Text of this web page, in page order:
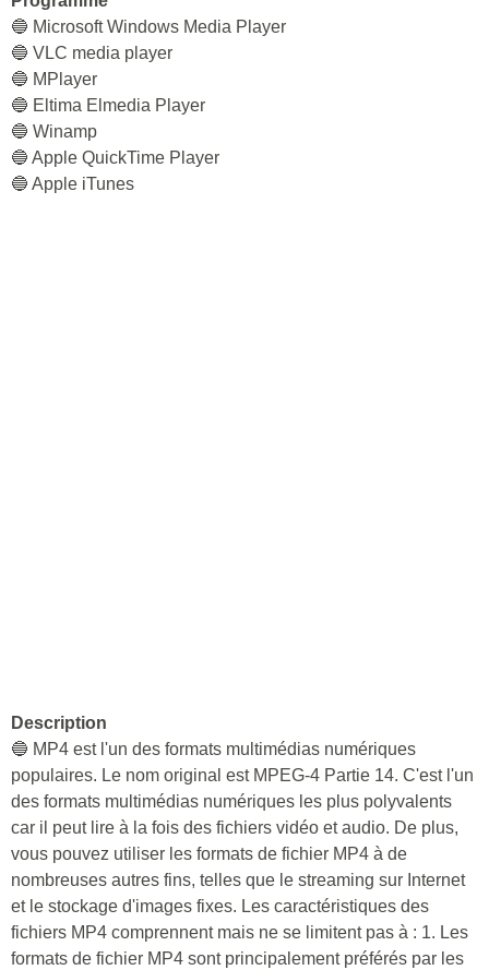
🔵 Microsoft Windows Media Player
🔵 VLC media player
🔵 MPlayer
🔵 Eltima Elmedia Player
🔵 Winamp
🔵 Apple QuickTime Player
🔵 Apple iTunes
Description
🔵 MP4 est l'un des formats multimédias numériques
populaires. Le nom original est MPEG-4 Partie 14. C'est l'un
des formats multimédias numériques les plus polyvalents
car il peut lire à la fois des fichiers vidéo et audio. De plus,
vous pouvez utiliser les formats de fichier MP4 à de
nombreuses autres fins, telles que le streaming sur Internet
et le stockage d'images fixes. Les caractéristiques des
fichiers MP4 comprennent mais ne se limitent pas à : 1. Les
formats de fichier MP4 sont principalement préférés par les